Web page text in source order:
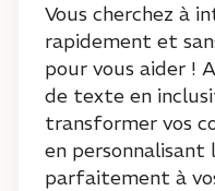
Vous cherchez à
rapidement et
pour vous aider !
de texte en
transformer vos
en
parfaitement à